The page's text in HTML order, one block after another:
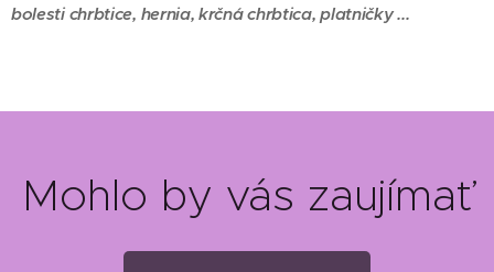
bolesti chrbtice, hernia, krčná chrbtica, platničky ...
Mohlo by vás zaujímať